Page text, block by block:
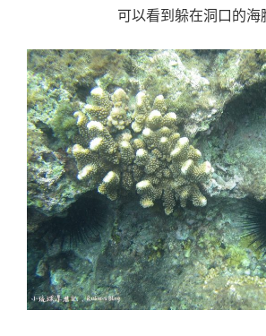
可以看到躲在洞口的海